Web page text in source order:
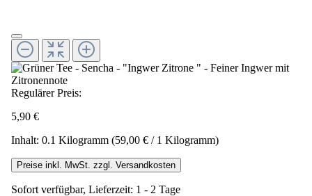
Regulärer Preis:
5,90 €
Inhalt: 0.1 Kilogramm (59,00 € / 1 Kilogramm)
Preise inkl. MwSt. zzgl. Versandkosten
Sofort verfügbar, Lieferzeit: 1 - 2 Tage